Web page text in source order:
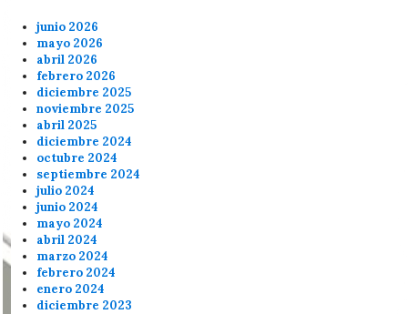
junio 2026
mayo 2026
abril 2026
febrero 2026
diciembre 2025
noviembre 2025
abril 2025
diciembre 2024
octubre 2024
septiembre 2024
julio 2024
junio 2024
mayo 2024
abril 2024
marzo 2024
febrero 2024
enero 2024
diciembre 2023